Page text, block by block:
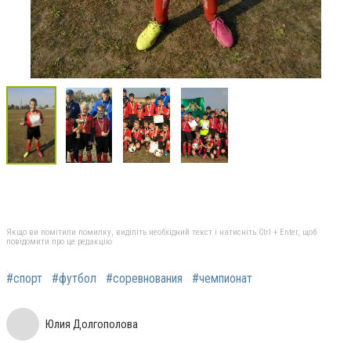
Якщо ви помітили помилку, виділіть необхідний текст і натисніть Ctrl + Enter, щоб
повідомити про це редакцію
#спорт #футбол #соревнования #чемпионат
Юлия Долгополова